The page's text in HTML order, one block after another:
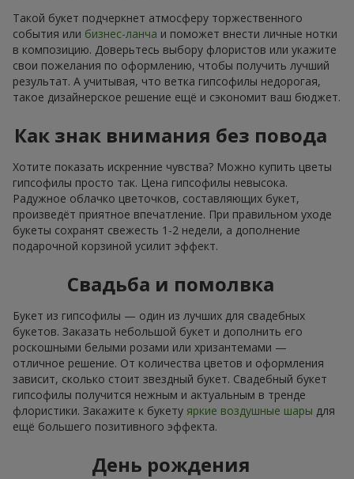
Такой букет подчеркнет атмосферу торжественного
события или бизнес-ланча и поможет внести личные нотки
в композицию. Доверьтесь выбору флористов или укажите
свои пожелания по оформлению, чтобы получить лучший
результат. А учитывая, что ветка гипсофилы недорогая,
такое дизайнерское решение ещё и сэкономит ваш бюджет.
Как знак внимания без повода
Хотите показать искренние чувства? Можно купить цветы
гипсофилы просто так. Цена гипсофилы невысока.
Радужное облачко цветочков, составляющих букет,
произведёт приятное впечатление. При правильном уходе
букеты сохранят свежесть 1-2 недели, а дополнение
подарочной корзиной усилит эффект.
Свадьба и помолвка
Букет из гипсофилы — один из лучших для свадебных
букетов. Заказать небольшой букет и дополнить его
роскошными белыми розами или хризантемами —
отличное решение. От количества цветов и оформления
зависит, сколько стоит звездный букет. Свадебный букет
гипсофилы получится нежным и актуальным в тренде
флористики. Закажите к букету яркие воздушные шары для
ещё большего позитивного эффекта.
День рождения